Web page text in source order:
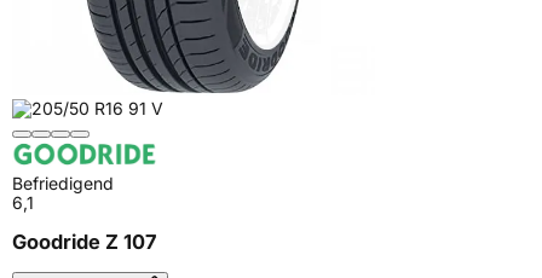
Befriedigend
6,1
Goodride Z 107